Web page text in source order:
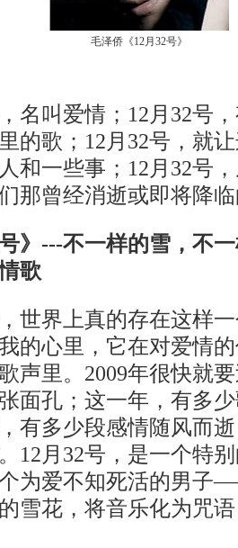
毛泽侨《12月32号》
叫爱情；12月32号，
的歌；12月32号，就
和一些事；12月32号
那曾经消逝或即将降
---不一样的雪，不一
歌
界上真的存在这样一
的心里，它在对爱情
声里。2009年很快就
面孔；这一年，有多
有多少段感情随风而
12月32号，是一个特
为爱不知死活的男子
雪花，将音乐化为咒